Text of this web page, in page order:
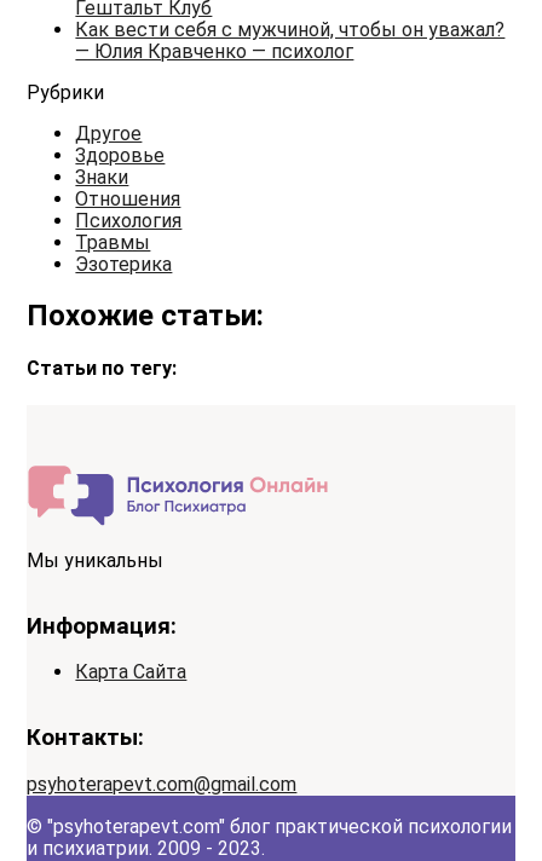
Гештальт Клуб
Как вести себя с мужчиной, чтобы он уважал?
— Юлия Кравченко — психолог
Рубрики
Другое
Здоровье
Знаки
Отношения
Психология
Травмы
Эзотерика
Похожие статьи:
Статьи по тегу:
Мы уникальны
Информация:
Карта Сайта
Контакты:
psyhoterapevt.com@gmail.com
© "psyhoterapevt.com" блог практической психологии
и психиатрии. 2009 - 2023.